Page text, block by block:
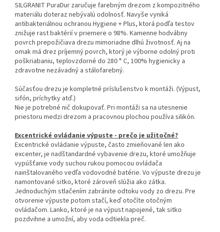
SILGRANIT PuraDur zaručuje farebným drezom z kompozitného
materiálu doteraz nebývalú odolnosť. Navyše vyniká
antibakteriálnou ochranou Hygiene + Plus, ktorá podľa testov
znižuje rast baktérií v priemere o 98%. Kamenne hodvábny
povrch prepožičiava drezu mimoriadne dlhú životnosť. Aj na
omak má drez príjemný povrch, ktorý je výborne odolný proti
poškriabaniu, teplovzdorné do 280 ° C, 100% hygienicky a
zdravotne nezávadný a stálofarebný.
Súčasťou drezu je kompletné príslušenstvo k montáži. (Výpust,
sifón, príchytky atď.)
Nie je potrebné nič dokupovať. Pri montáži sa na utesnenie
priestoru medzi drezom a pracovnou plochou používa silikón.
Excentrické ovládanie výpuste - prečo je užitočné?
Excentrické ovládanie výpuste, často zmieňované len ako
excenter, je nadštandardné vybavenie drezu, ktoré umožňuje
vypúšťanie vody suchou rukou pomocou ovládača
nainštalovaného vedľa vodovodné batérie. Vo výpuste drezu je
namontované sitko, ktoré zároveň slúžia ako zátka.
Jednoduchým stlačením zabránite odtoku vody zo drezu. Pre
otvorenie výpuste potom stačí, keď otočíte otočným
ovládačom. Lanko, ktoré je na výpust napojené, tak sitko
pozdvihne a umožní, aby voda odtiekla preč.